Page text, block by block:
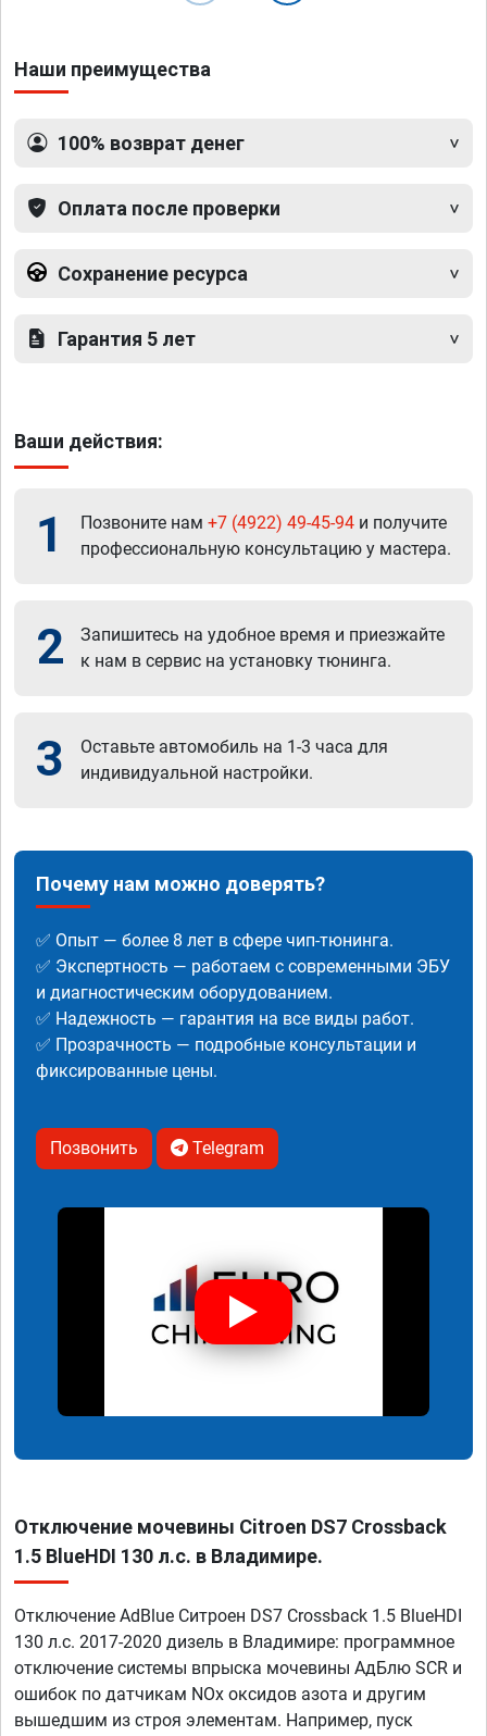
Наши преимущества
100% возврат денег
Оплата после проверки
Сохранение ресурса
Гарантия 5 лет
Ваши действия:
1 Позвоните нам +7 (4922) 49-45-94 и получите
профессиональную консультацию у мастера.
2
Запишитесь на удобное время и приезжайте
к нам в сервис на установку тюнинга.
3
Оставьте автомобиль на 1-3 часа для
индивидуальной настройки.
Почему нам можно доверять?
✅ Опыт — более 8 лет в сфере чип-тюнинга.
✅ Экспертность — работаем с современными ЭБУ
и диагностическим оборудованием.
✅ Надежность — гарантия на все виды работ.
✅ Прозрачность — подробные консультации и
фиксированные цены.
Позвонить Telegram
Отключение мочевины Citroen DS7 Crossback
1.5 BlueHDI 130 л.с. в Владимире.
Отключение AdBlue Ситроен DS7 Crossback 1.5 BlueHDI
130 л.с. 2017-2020 дизель в Владимире: программное
отключение системы впрыска мочевины АдБлю SCR и
ошибок по датчикам NOx оксидов азота и другим
вышедшим из строя элементам. Например, пуск